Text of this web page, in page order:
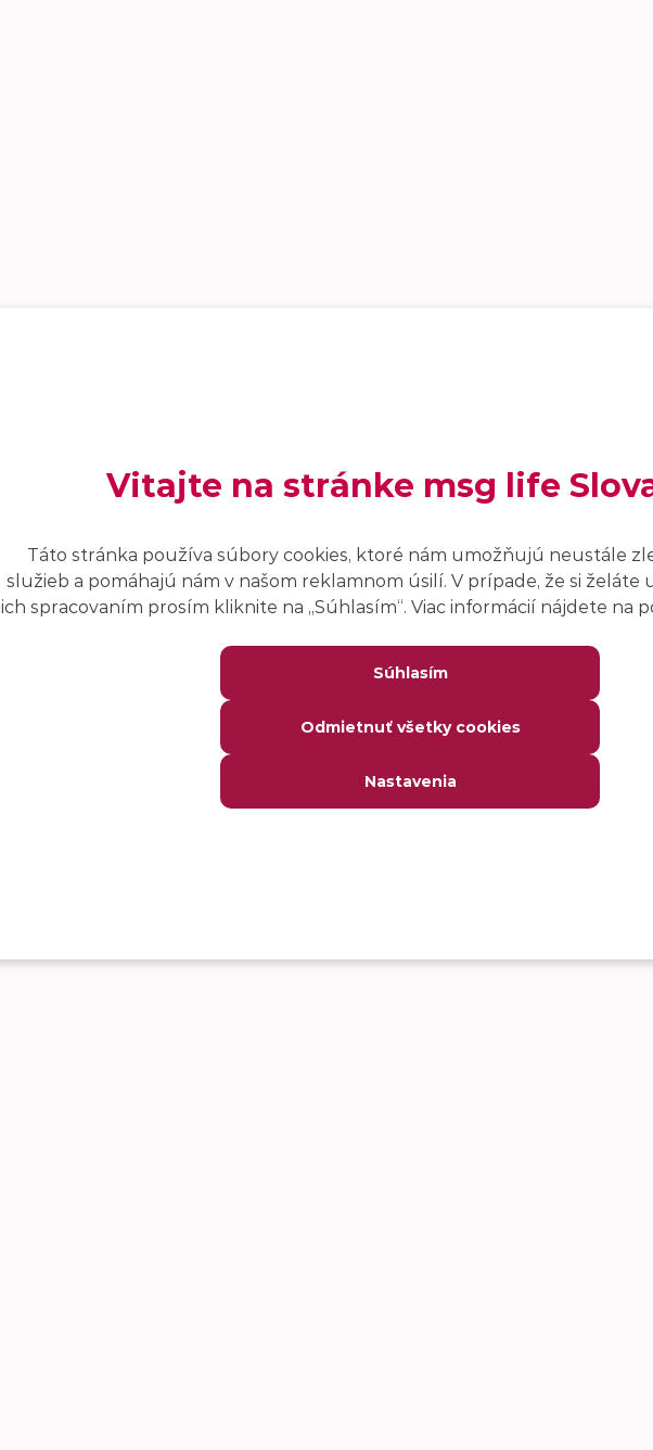
Vitajte na stránke msg life
Táto stránka používa súbory cookies, ktoré nám umožňujú neustále
služieb a pomáhajú nám v našom reklamnom úsilí. V prípade, že si želáte
ich spracovaním prosím kliknite na ,,Súhlasím“. Viac informácií nájdete na
Súhlasím
Odmietnuť všetky cookies
Nastavenia